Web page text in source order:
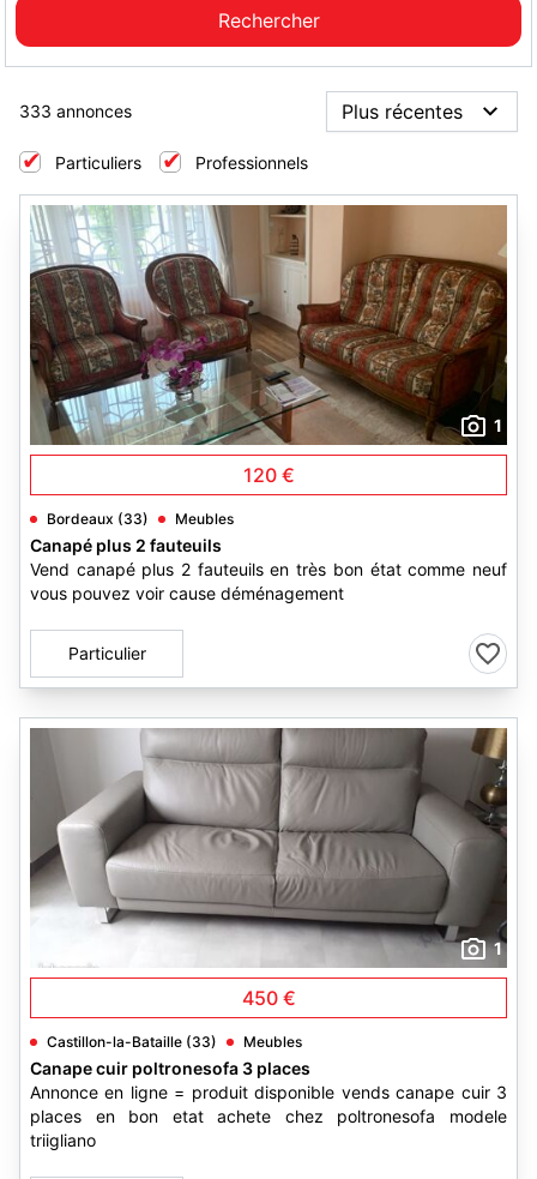
333 annonces
Particuliers Professionnels
1
120 €
Bordeaux (33) Meubles
Canapé plus 2 fauteuils
Vend canapé plus 2 fauteuils en très bon état comme neuf
vous pouvez voir cause déménagement
Particulier
1
450 €
Castillon-la-Bataille (33) Meubles
Canape cuir poltronesofa 3 places
Annonce en ligne = produit disponible vends canape cuir 3
places en bon etat achete chez poltronesofa modele
triigliano